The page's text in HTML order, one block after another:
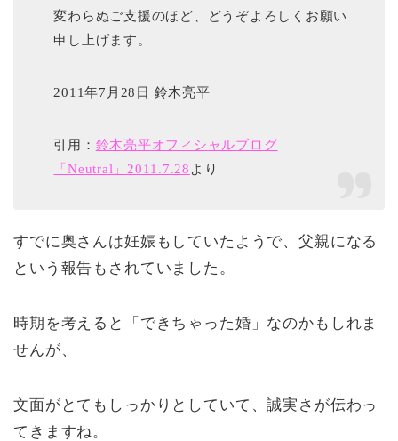
変わらぬご支援のほど、どうぞよろしくお願い
申し上げます。
2011年7月28日 鈴木亮平
引用： 鈴木亮平オフィシャルブログ
「Neutral」2011.7.28 より
すでに奥さんは妊娠もしていたようで、父親になる
という報告もされていました。
時期を考えると「できちゃった婚」なのかもしれま
せんが、
文面がとてもしっかりとしていて、誠実さが伝わっ
てきますね。